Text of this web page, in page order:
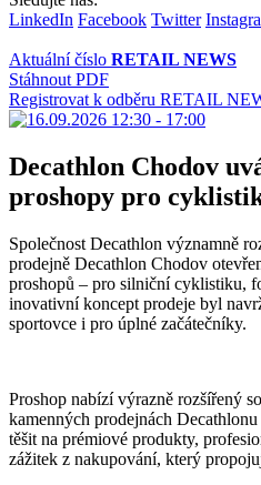
LinkedIn Facebook Twitter
Aktuální číslo RETAIL NEWS
Stáhnout PDF
Registrovat k odběru RETAIL
Decathlon Chodov
proshopy pro
Společnost Decathlon významně
prodejně Decathlon Chodov
proshopů – pro silniční cyklistiku,
inovativní koncept prodeje byl
sportovce i pro úplné začátečníky.
Proshop nabízí výrazně rozšířený
kamenných prodejnách
těšit na prémiové produkty,
zážitek z nakupování, který